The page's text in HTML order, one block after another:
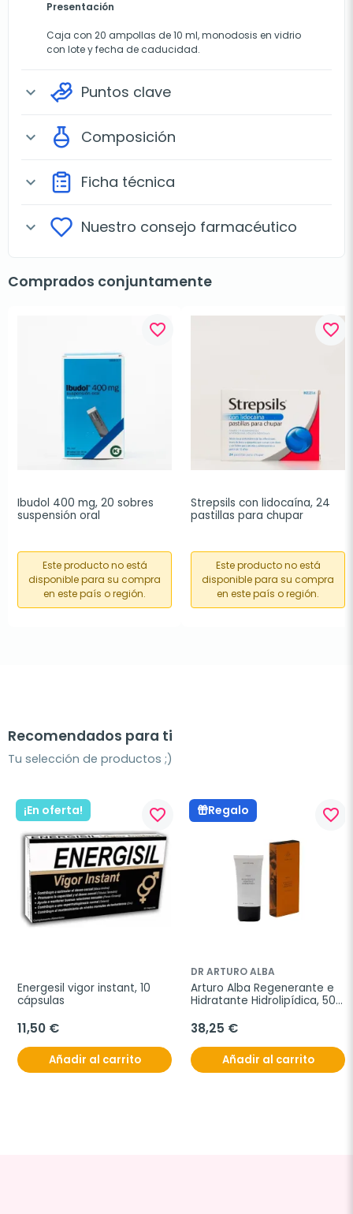
Presentación
Caja con 20 ampollas de 10 ml, monodosis en vidrio
con lote y fecha de caducidad.
expand_more Puntos clave
expand_more Composición
expand_more Ficha técnica
expand_more Nuestro consejo farmacéutico
Comprados conjuntamente
favorite_border
Ibudol 400 mg, 20 sobres
suspensión oral
Este producto no está
disponible para su compra
en este país o región.
favorite_border
Strepsils con lidocaína, 24
pastillas para chupar
Este producto no está
disponible para su compra
en este país o región.
Recomendados para ti
Tu selección de productos ;)
¡En oferta! favorite_border
Energesil vigor instant, 10
cápsulas
11,50 €
Añadir al carrito
Regalo favorite_border
DR ARTURO ALBA
Arturo Alba Regenerante e
Hidratante Hidrolipídica, 50
38,25 €
Añadir al carrito